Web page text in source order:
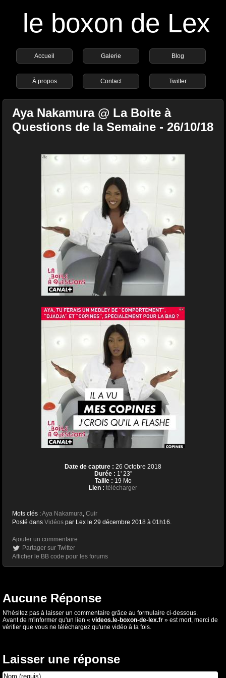
le boxon de Lex
Accueil Galerie Blog
À propos Contact Twitter
Aya Nakamura @ La Boite à
Questions de la Semaine - 26/10/18
Date de capture : 26 Octobre 2018
Durée : 1' 23''
Taille : 19 Mo
Lien : télécharger
Mots clés :Aya Nakamura, Cuir
Posté dans Vidéos par Lex le 29 décembre 2018 à 01h16.
Ajouter un commentaire
Partager sur Twitter
Afficher le BB code pour les forums
Aucune Réponse
N'hésitez pas à laisser un commentaire grâce au formulaire ci-dessous.
Avant de m'informer qu'un lien « videos.le-boxon-de-lex.fr » est mort, merci de
vérifier que vous ne téléchargez qu'une vidéo à la fois.
Laisser une réponse